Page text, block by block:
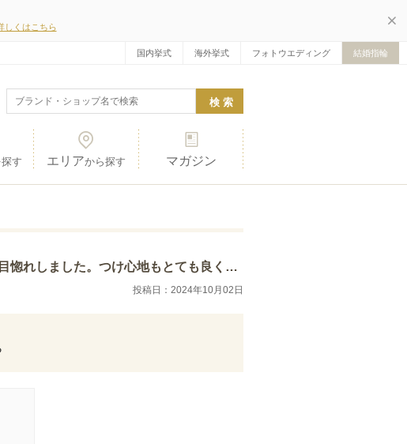
しくはこちら
国内挙式 海外挙式 フォトウエディング 結婚指輪
探す エリアから探す マガジン
ない見た目なので、普段指輪等の装飾をしない方でも付けやす…
投稿日：2024年10月02日